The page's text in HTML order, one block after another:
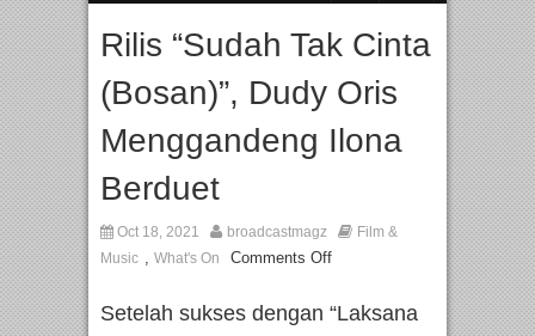
Rayakan Perpaduan Warisan Dan Semangat Lokal, BIRKENSTOCK INDONESIA
Meramaikan Jakarta dengan Ribuan Mainan dan Produk Bayi dari Seluruh
Rilis “Sudah Tak Cinta
(Bosan)”, Dudy Oris
Menggandeng Ilona
Berduet
Oct 18, 2021 broadcastmagz
Film &
Music , What's On Comments Off
Setelah sukses dengan “Laksana